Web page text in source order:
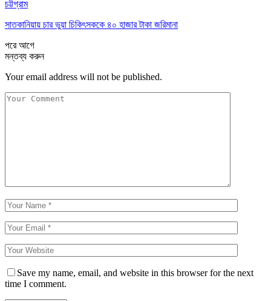
চট্টগ্রাম
সাতকানিয়ায় চার ভুয়া চিকিৎসককে ৪০ হাজার টাকা জরিমানা
পরেআগে
মন্তব্য করুন
Your email address will not be published.
Save my name, email, and website in this browser for the next
time I comment.